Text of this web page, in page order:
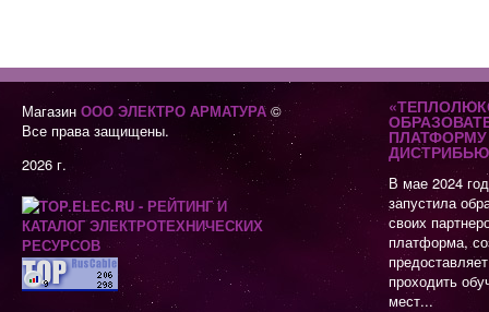
Магазин ООО ЭЛЕКТРО АРМАТУРА©
Все права защищены.
2026 г.
В мае 2024
запустила
своих
платформа,
проходить
мест...